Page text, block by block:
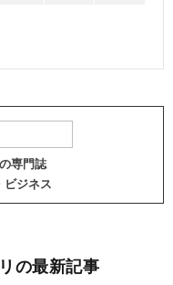
専門誌
ビジネス
の最新記事